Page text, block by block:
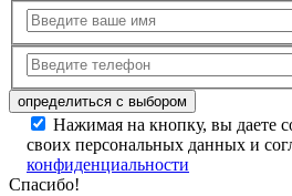
Нажимая на кнопку, вы даете
своих персональных данных и
конфиденциальности
Спасибо!